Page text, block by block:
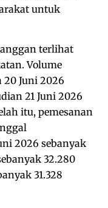
untuk
terlihat
Volume
20 Juni 2026
21 Juni 2026
itu, pemesanan
2026 sebanyak
32.280
31.328